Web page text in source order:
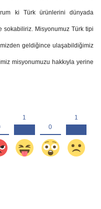
ki Türk ürünlerini dünyada
sokabiliriz. Misyonumuz Türk tipi
geldiğince ulaşabildiğimiz
misyonumuzu hakkıyla yerine